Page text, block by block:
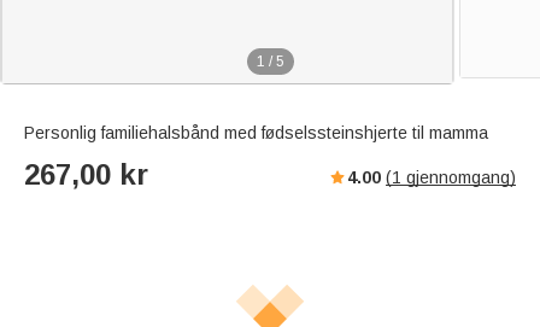
1 / 5
Personlig familiehalsbånd med fødselssteinshjerte til mamma
267,00 kr 4.00 (1 gjennomgang)